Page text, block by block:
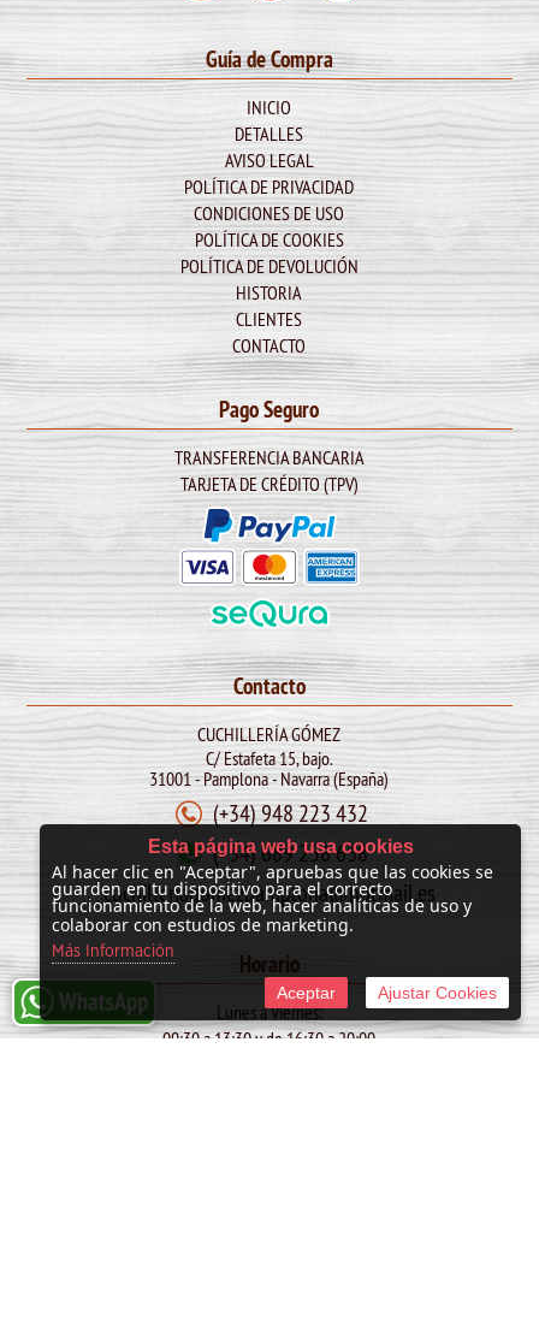
Guía de Compra
INICIO
DETALLES
AVISO LEGAL
POLÍTICA DE PRIVACIDAD
CONDICIONES DE USO
POLÍTICA DE COOKIES
POLÍTICA DE DEVOLUCIÓN
HISTORIA
CLIENTES
CONTACTO
Pago Seguro
TRANSFERENCIA BANCARIA
TARJETA DE CRÉDITO (TPV)
Contacto
CUCHILLERÍA GÓMEZ
C/ Estafeta 15, bajo.
31001 - Pamplona - Navarra (España)
(+34) 948 223 432
(+34) 689 256 638
cuchilleriagomezpamplona@hotmail.es
Horario
Lunes a Viernes:
09:30 a 13:30 y de 16:30 a 20:00
Esta página web usa cookies
Al hacer clic en "Aceptar", apruebas que las cookies se
guarden en tu dispositivo para el correcto
funcionamiento de la web, hacer analíticas de uso y
colaborar con estudios de marketing.
Más Información
Aceptar Ajustar Cookies